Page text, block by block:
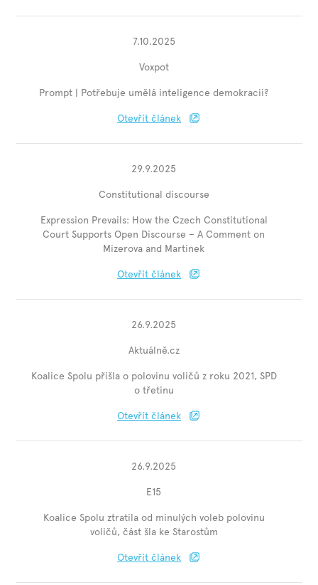
7.10.2025
Voxpot
Prompt | Potřebuje umělá inteligence demokracii?
Otevřít článek
29.9.2025
Constitutional discourse
Expression Prevails: How the Czech Constitutional
Court Supports Open Discourse – A Comment on
Mizerova and Martinek
Otevřít článek
26.9.2025
Aktuálně.cz
Koalice Spolu přišla o polovinu voličů z roku 2021, SPD
o třetinu
Otevřít článek
26.9.2025
E15
Koalice Spolu ztratila od minulých voleb polovinu
voličů, část šla ke Starostům
Otevřít článek